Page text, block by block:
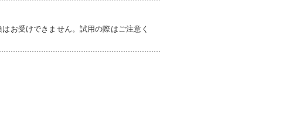
お受けできません。試用の際はご注意く